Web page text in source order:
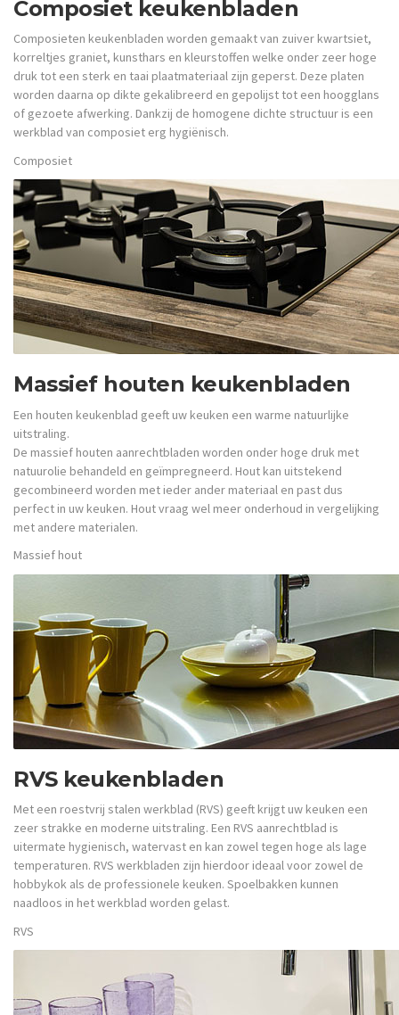
Composiet keukenbladen
Composieten keukenbladen worden gemaakt van zuiver kwartsiet,
korreltjes graniet, kunsthars en kleurstoffen welke onder zeer hoge
druk tot een sterk en taai plaatmateriaal zijn geperst. Deze platen
worden daarna op dikte gekalibreerd en gepolijst tot een hoogglans
of gezoete afwerking. Dankzij de homogene dichte structuur is een
werkblad van composiet erg hygiënisch.
Composiet
Massief houten keukenbladen
Een houten keukenblad geeft uw keuken een warme natuurlijke
uitstraling.
De massief houten aanrechtbladen worden onder hoge druk met
natuurolie behandeld en geïmpregneerd. Hout kan uitstekend
gecombineerd worden met ieder ander materiaal en past dus
perfect in uw keuken. Hout vraag wel meer onderhoud in vergelijking
met andere materialen.
Massief hout
RVS keukenbladen
Met een roestvrij stalen werkblad (RVS) geeft krijgt uw keuken een
zeer strakke en moderne uitstraling. Een RVS aanrechtblad is
uitermate hygienisch, watervast en kan zowel tegen hoge als lage
temperaturen. RVS werkbladen zijn hierdoor ideaal voor zowel de
hobbykok als de professionele keuken. Spoelbakken kunnen
naadloos in het werkblad worden gelast.
RVS